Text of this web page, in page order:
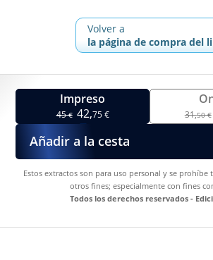
Volver a
la página de compra del
Impreso
45€ 42,75 € 31,50 €
Añadir a la cesta
Estos extractos son para uso personal y se
otros fines; especialmente con fines
Todos los derechos reservados -